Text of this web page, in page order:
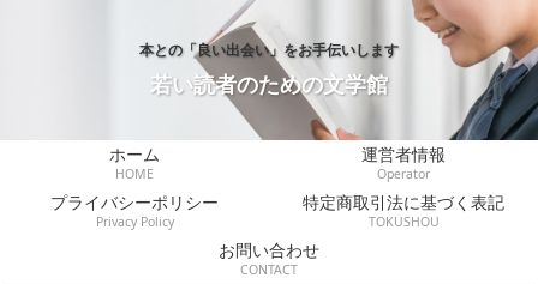
本との「良い出会い」をお手伝いします
若い読者のための文学館
ホーム
HOME
運営者情報
Operator
プライバシーポリシー
Privacy Policy
特定商取引法に基づく表記
TOKUSHOU
お問い合わせ
CONTACT